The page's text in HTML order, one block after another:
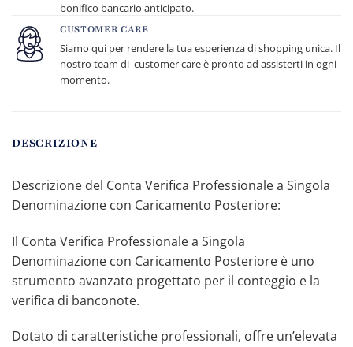
bonifico bancario anticipato.
CUSTOMER CARE
Siamo qui per rendere la tua esperienza di shopping unica. Il
nostro team di customer care è pronto ad assisterti in ogni
momento.
DESCRIZIONE
Descrizione del Conta Verifica Professionale a Singola
Denominazione con Caricamento Posteriore:
Il Conta Verifica Professionale a Singola
Denominazione con Caricamento Posteriore è uno
strumento avanzato progettato per il conteggio e la
verifica di banconote.
Dotato di caratteristiche professionali, offre un’elevata